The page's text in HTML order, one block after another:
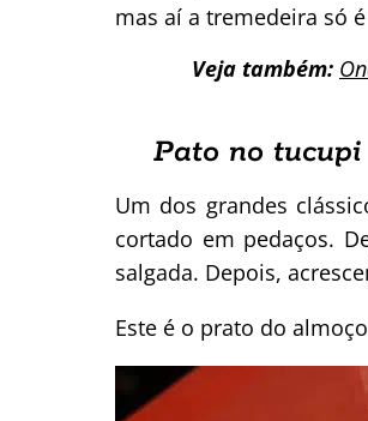
mas aí a tremedeira só
Veja também:
Pato no tucupi
Um dos grandes
cortado em pedaços.
salgada. Depois,
Este é o prato do